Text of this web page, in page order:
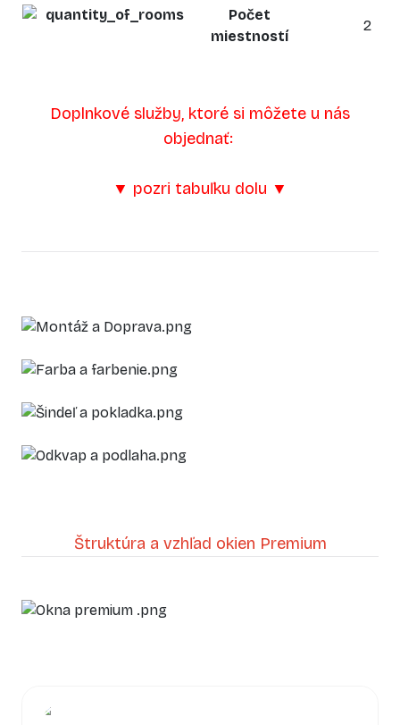
Počet
miestností
2
Doplnkové služby, ktoré si môžete u nás
objednať:
▼ pozri tabuľku dolu ▼
Štruktúra a vzhľad okien Premium